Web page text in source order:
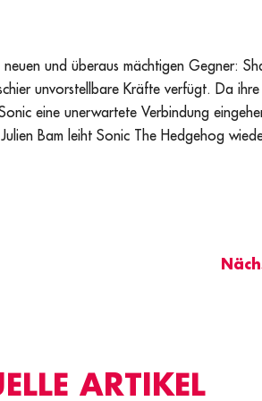
und überaus mächtigen Gegner:
unvorstellbare Kräfte verfügt. Da ihre
eine unerwartete Verbindung
Bam leiht Sonic The Hedgehog
ARTIKEL